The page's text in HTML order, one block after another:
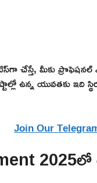
చేస్తే, మీకు
ఉన్న యువతకు ఇది
Join Our
2025లో